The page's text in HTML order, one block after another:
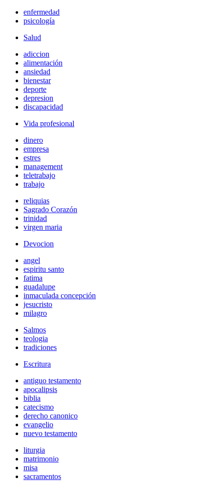
enfermedad
psicología
Salud
adiccion
alimentación
ansiedad
bienestar
deporte
depresion
discapacidad
Vida profesional
dinero
empresa
estres
management
teletrabajo
trabajo
reliquias
Sagrado Corazón
trinidad
virgen maria
Devocion
angel
espiritu santo
fatima
guadalupe
inmaculada concepción
jesucristo
milagro
Salmos
teologia
tradiciones
Escritura
antiguo testamento
apocalipsis
biblia
catecismo
derecho canonico
evangelio
nuevo testamento
liturgia
matrimonio
misa
sacramentos